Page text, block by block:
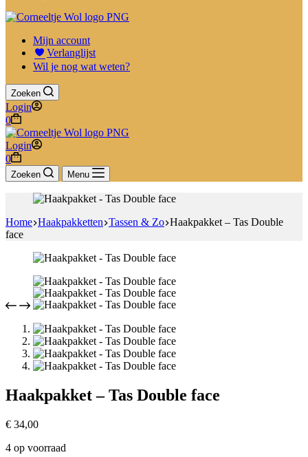
Mijn account
Verlanglijst
Wil je nog wat weten?
Zoeken
Login
Winkelwagen
0
Login
Winkelwagen
0
Zoeken Menu
Home Haakpakketten Tassen & Zo Haakpakket – Tas Double
face
Haakpakket – Tas Double face
€ 34,00
4 op voorraad